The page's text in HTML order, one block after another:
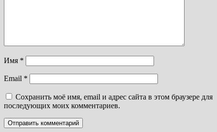
Имя *
Email *
Сохранить моё имя, email и адрес сайта в этом браузере для
последующих моих комментариев.